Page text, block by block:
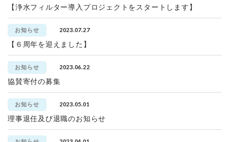
【浄水フィルター導入プロジェクトをスタートします】
お知らせ 2023.07.27
【６周年を迎えました】
お知らせ 2023.06.22
協賛寄付の募集
お知らせ 2023.05.01
理事退任及び退職のお知らせ